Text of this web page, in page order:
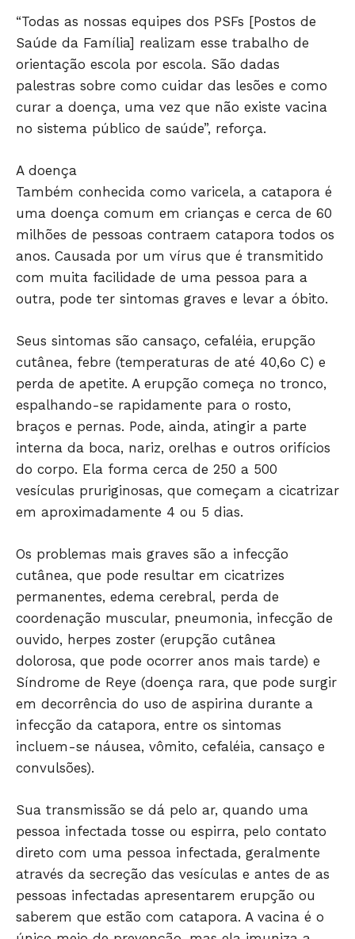
Só Notícias
JUNTE-SE NO WHATSAPP
HOME
POLÍTICA
ESPORTES
ECONOMIA
OPINIÃO
GERAL
EDUCAÇÃO
SAÚDE
ÚLTIMAS NOTÍCIAS
“Todas as nossas equipes dos PSFs [Postos de
Saúde da Família] realizam esse trabalho de
orientação escola por escola. São dadas
palestras sobre como cuidar das lesões e como
curar a doença, uma vez que não existe vacina
no sistema público de saúde”, reforça.
A doença
Também conhecida como varicela, a catapora é
uma doença comum em crianças e cerca de 60
milhões de pessoas contraem catapora todos os
anos. Causada por um vírus que é transmitido
com muita facilidade de uma pessoa para a
outra, pode ter sintomas graves e levar a óbito.
Seus sintomas são cansaço, cefaléia, erupção
cutânea, febre (temperaturas de até 40,6o C) e
perda de apetite. A erupção começa no tronco,
espalhando-se rapidamente para o rosto,
braços e pernas. Pode, ainda, atingir a parte
interna da boca, nariz, orelhas e outros orifícios
do corpo. Ela forma cerca de 250 a 500
vesículas pruriginosas, que começam a cicatrizar
em aproximadamente 4 ou 5 dias.
Os problemas mais graves são a infecção
cutânea, que pode resultar em cicatrizes
permanentes, edema cerebral, perda de
coordenação muscular, pneumonia, infecção de
ouvido, herpes zoster (erupção cutânea
dolorosa, que pode ocorrer anos mais tarde) e
Síndrome de Reye (doença rara, que pode surgir
em decorrência do uso de aspirina durante a
infecção da catapora, entre os sintomas
incluem-se náusea, vômito, cefaléia, cansaço e
convulsões).
Sua transmissão se dá pelo ar, quando uma
pessoa infectada tosse ou espirra, pelo contato
direto com uma pessoa infectada, geralmente
através da secreção das vesículas e antes de as
pessoas infectadas apresentarem erupção ou
saberem que estão com catapora. A vacina é o